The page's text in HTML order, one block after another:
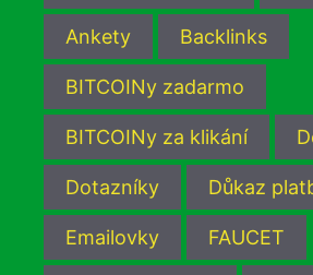
Ankety Backlinks
BITCOINy zadarmo
BITCOINy za klikání
Dotazníky Důkaz
Emailovky FAUCET